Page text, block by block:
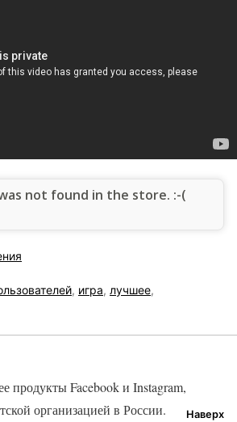
not found in the store. :-(
, игра, лучшее,
Наверх
продукты Facebook и Instagram,
организацией в России.